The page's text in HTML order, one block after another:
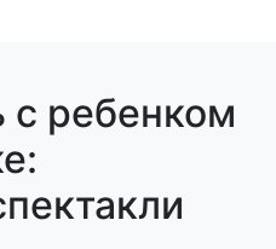
с ребенком